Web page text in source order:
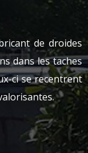
de droides
dans les taches
ci se recentrent